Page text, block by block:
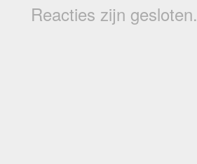
Reacties zijn gesloten.